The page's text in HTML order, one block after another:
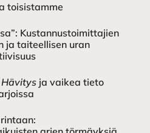
toisistamme
Kustannustoimittajien
ja taiteellisen uran
Hävitys ja vaikea tieto